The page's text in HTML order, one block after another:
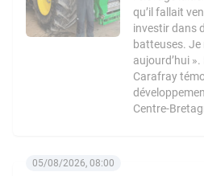
qu’il fallait
investir dans
batteuses. Je
aujourd’hui
Carafray
Centre-
05/08/2026, 08:00